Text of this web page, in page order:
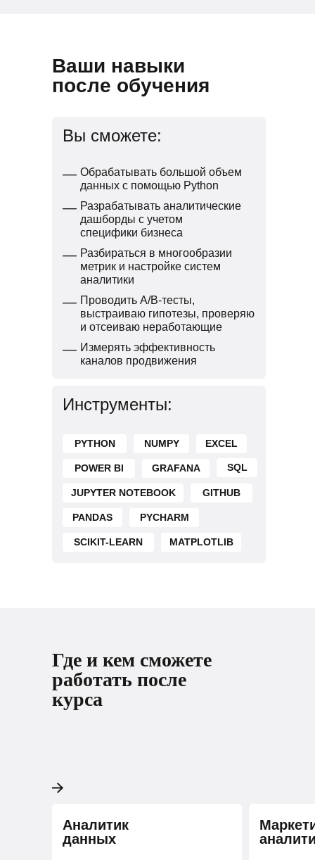
Вы сможете:
—
—
Обрабатывать большой объем
данных с помощью Python
—
Разрабатывать аналитические
дашборды с учетом
специфики бизнеса
—
Разбираться в многообразии
метрик и настройке систем
аналитики
—
Проводить A/B-тесты,
выстраиваю гипотезы, проверяю
и отсеиваю неработающие
Измерять эффективность
каналов продвижения
Инструменты:
PYTHON
POWER BI SQL
PYCHARM
JUPYTER NOTEBOOK
EXCEL
NUMPY
GRAFANA
GITHUB
PANDAS
MATPLOTLIB
SCIKIT-LEARN
Ваши навыки
после обучения
Где и кем сможете
работать после
курса
Аналитик
данных